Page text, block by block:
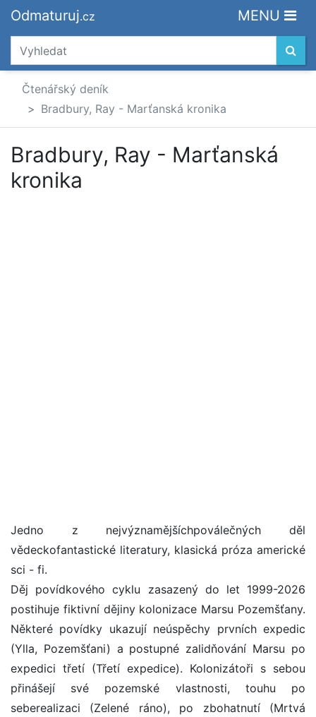
Odmaturuj.cz MENU
Čtenářský deník
Bradbury, Ray - Marťanská kronika
Bradbury, Ray - Marťanská
kronika
Jedno z nejvýznamějšíchpoválečných děl
vědeckofantastické literatury, klasická próza americké
sci - fi.
Děj povídkového cyklu zasazený do let 1999-2026
postihuje fiktivní dějiny kolonizace Marsu Pozemšťany.
Některé povídky ukazují neúspěchy prvních expedic
(Ylla, Pozemšťani) a postupné zalidňování Marsu po
expedici třetí (Třetí expedice). Kolonizátoři s sebou
přinášejí své pozemské vlastnosti, touhu po
seberealizaci (Zelené ráno), po zbohatnutí (Mrtvá